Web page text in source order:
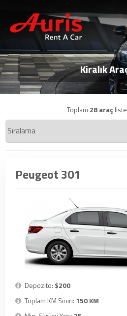
Kiralık
Toplam 28 araç
Peugeot 301
Depozito: $200
Toplam KM Sınırı: 150 KM